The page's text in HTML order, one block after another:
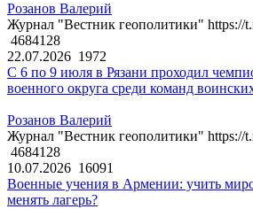
Розанов Валерий
Журнал "Вестник геополитики" https://
4684128
22.07.2026 1972
С 6 по 9 июля в Рязани проходил
военного округа среди команд
Розанов Валерий
Журнал "Вестник геополитики" https://
4684128
10.07.2026 16091
Военные учения в Армении: учить
менять лагерь?